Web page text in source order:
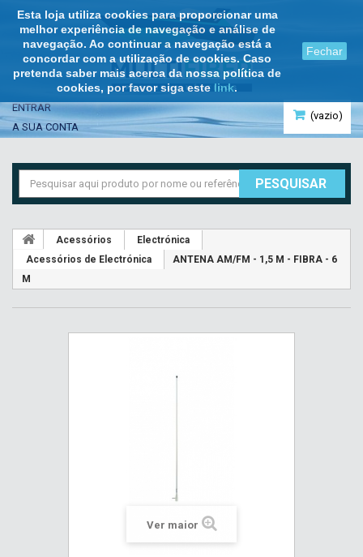
Esta loja utiliza cookies para proporcionar uma
melhor experiência de navegação e análise de
navegação. Ao continuar a navegação está a
concordar com a utilização de cookies. Caso
pretenda saber mais acerca da nossa política de
cookies, por favor siga este link.
Fechar
(vazio)
ENTRAR
A SUA CONTA
PESQUISAR
Acessórios
Electrónica
Acessórios de Electrónica
ANTENA AM/FM - 1,5 M - FIBRA - 6
M
Ver maior